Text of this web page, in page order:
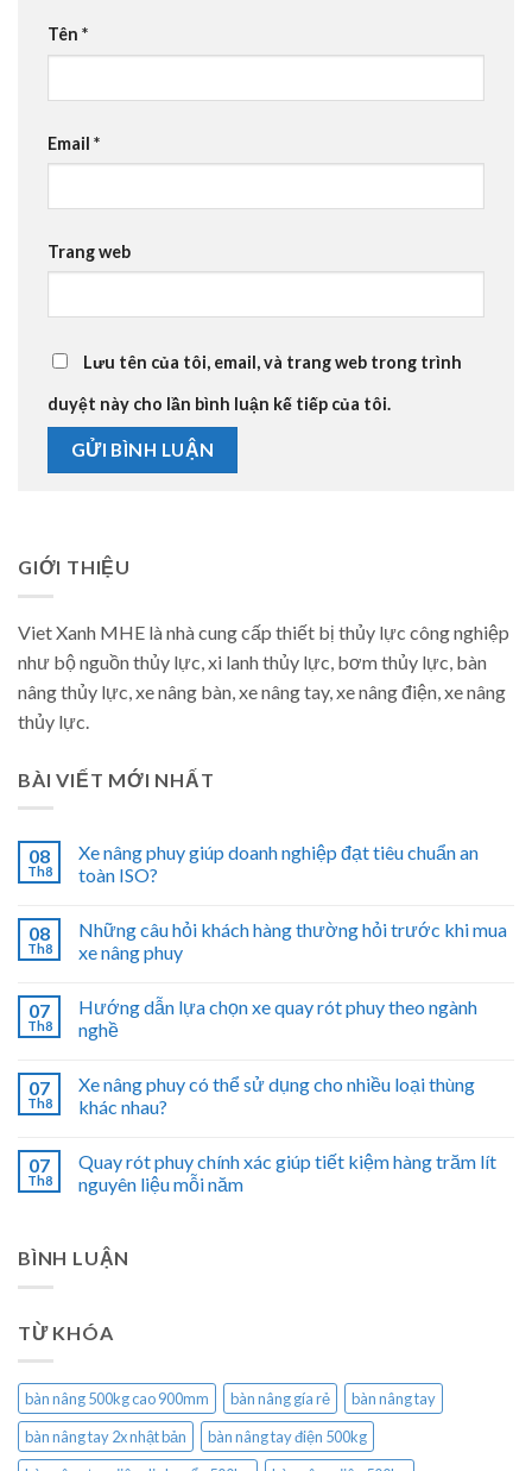
Tên *
Email *
Trang web
Lưu tên của tôi, email, và trang web trong trình
duyệt này cho lần bình luận kế tiếp của tôi.
GIỚI THIỆU
Viet Xanh MHE là nhà cung cấp thiết bị thủy lực công nghiệp
như bộ nguồn thủy lực, xi lanh thủy lực, bơm thủy lực, bàn
nâng thủy lực, xe nâng bàn, xe nâng tay, xe nâng điện, xe nâng
thủy lực.
BÀI VIẾT MỚI NHẤT
08
Th8
Xe nâng phuy giúp doanh nghiệp đạt tiêu chuẩn an
toàn ISO?
08
Th8
Những câu hỏi khách hàng thường hỏi trước khi mua
xe nâng phuy
07
Th8
Hướng dẫn lựa chọn xe quay rót phuy theo ngành
nghề
07
Th8
Xe nâng phuy có thể sử dụng cho nhiều loại thùng
khác nhau?
07
Th8
Quay rót phuy chính xác giúp tiết kiệm hàng trăm lít
nguyên liệu mỗi năm
BÌNH LUẬN
TỪ KHÓA
bàn nâng 500kg cao 900mm bàn nâng gía rẻ
bàn nâng tay
bàn nâng tay 2x nhật bản
bàn nâng tay điện 500kg